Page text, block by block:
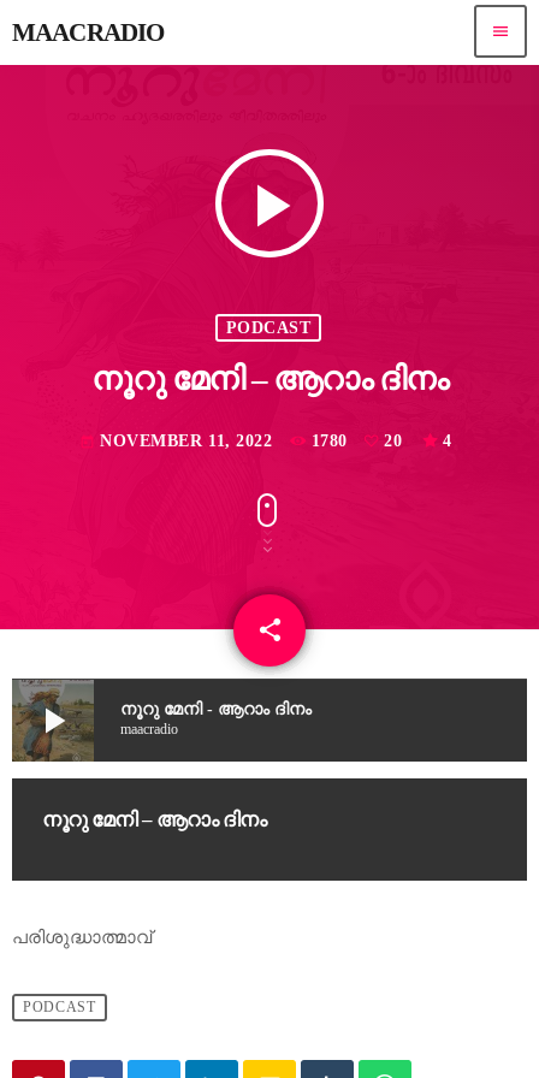
MAACRADIO menu
play_arrow
PODCAST
നൂറു മേനി – ആറാം ദിനം
today NOVEMBER 11, 2022 1780 20 4
share
email
play_arrow നൂറു മേനി - ആറാം ദിനം
maacradio
നൂറു മേനി – ആറാം ദിനം
പരിശുദ്ധാത്മാവ്
PODCAST